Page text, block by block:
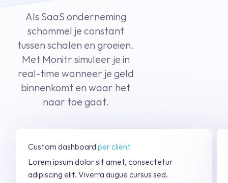
Als SaaS onderneming
schommel je constant
tussen schalen en groeien.
Met Monitr simuleer je in
real-time wanneer je geld
binnenkomt en waar het
naar toe gaat.
Custom dashboard per client
Lorem ipsum dolor sit amet, consectetur
adipiscing elit. Viverra augue cursus sed.